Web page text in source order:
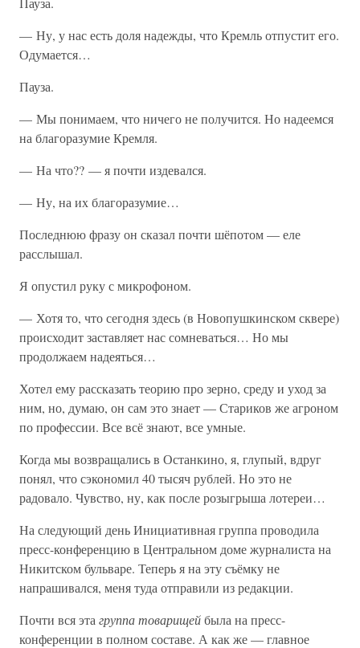
— Ну, у нас есть доля надежды, что Кремль отпустит его.
Одумается…
Пауза.
— Мы понимаем, что ничего не получится. Но надеемся
на благоразумие Кремля.
— На что?? — я почти издевался.
— Ну, на их благоразумие…
Последнюю фразу он сказал почти шёпотом — еле
расслышал.
Я опустил руку с микрофоном.
— Хотя то, что сегодня здесь (в Новопушкинском сквере)
происходит заставляет нас сомневаться… Но мы
продолжаем надеяться…
Хотел ему рассказать теорию про зерно, среду и уход за
ним, но, думаю, он сам это знает — Стариков же агроном
по профессии. Все всё знают, все умные.
Когда мы возвращались в Останкино, я, глупый, вдруг
понял, что сэкономил 40 тысяч рублей. Но это не
радовало. Чувство, ну, как после розыгрыша лотереи…
На следующий день Инициативная группа проводила
пресс-конференцию в Центральном доме журналиста на
Никитском бульваре. Теперь я на эту съёмку не
напрашивался, меня туда отправили из редакции.
Почти вся эта группа товарищейбыла на пресс-
конференции в полном составе. А как же — главное